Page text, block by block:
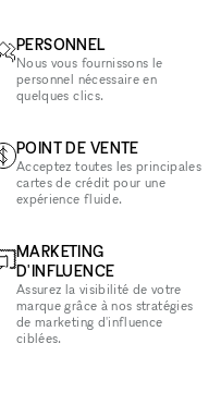
PERSONNEL
Nous vous fournissons le
personnel nécessaire en
quelques clics.
POINT DE VENTE
Acceptez toutes les principales
cartes de crédit pour une
expérience fluide.
MARKETING
D'INFLUENCE
Assurez la visibilité de votre
marque grâce à nos stratégies
de marketing d'influence
ciblées.